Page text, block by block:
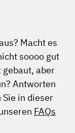
Macht es
soooo gut
gebaut, aber
Antworten
in dieser
FAQs